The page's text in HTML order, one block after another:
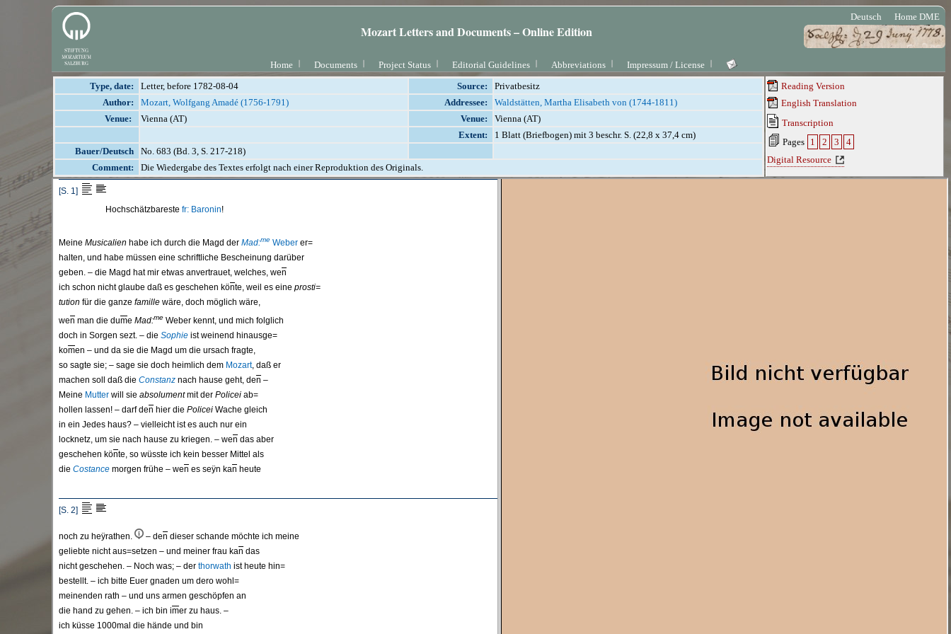
Deutsch Home DME
Mozart Letters and Documents – Online Edition
Home Documents Project Status Editorial Guidelines Abbreviations Impressum / License
Type, date: Letter, before 1782-08-04 Source:
Privatbesitz
Author:
Mozart, Wolfgang Amadé (1756-1791) Addressee:
Waldstätten, Martha Elisabeth von (1744-1811)
Venue:
Vienna (AT) Venue:
Vienna (AT)
Extent:
1 Blatt (Briefbogen) mit 3 beschr. S. (22,8 x 37,4 cm)
Bauer/Deutsch
No. 683 (Bd. 3, S. 217-218)
Comment:
Die Wiedergabe des Textes erfolgt nach einer Reproduktion des Originals.
Reading Version
English Translation
Transcription
Pages 1 2 3
4
Digital Resource